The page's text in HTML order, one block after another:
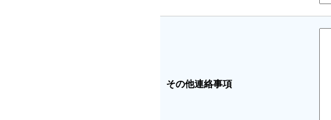
その他連絡事項